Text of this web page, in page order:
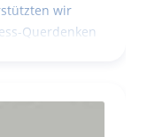
wir
Querdenken